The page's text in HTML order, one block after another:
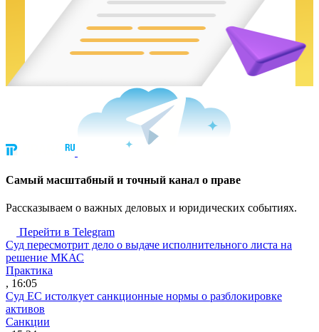
Cамый масштабный и точный канал о праве
Рассказываем о важных деловых и юридических событиях.
Перейти в Telegram
Суд пересмотрит дело о выдаче исполнительного листа на
решение МКАС
Практика
, 16:05
Суд ЕС истолкует санкционные нормы о разблокировке
активов
Санкции